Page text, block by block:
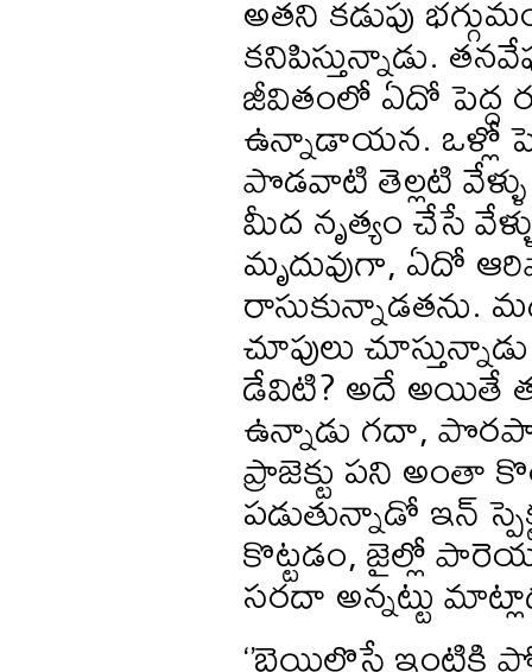
కనిపిస్తున్నాడు.
జీవితంలో ఏదో పెద్ద
ఉన్నాడాయన. ఒళ్లో
పొడవాటి తెల్లటి
మీద నృత్యం చేసే
మృదువుగా, ఏదో
రాసుకున్నాడతను.
చూపులు
డేవిటి? అదే అయితే
ఉన్నాడు గదా,
ప్రాజెక్టు పని
పడుతున్నాడో ఇన్
కొట్టడం, జైల్లో
సరదా అన్నట్టు
‘’బెయిలొస్తే ఇంటికి